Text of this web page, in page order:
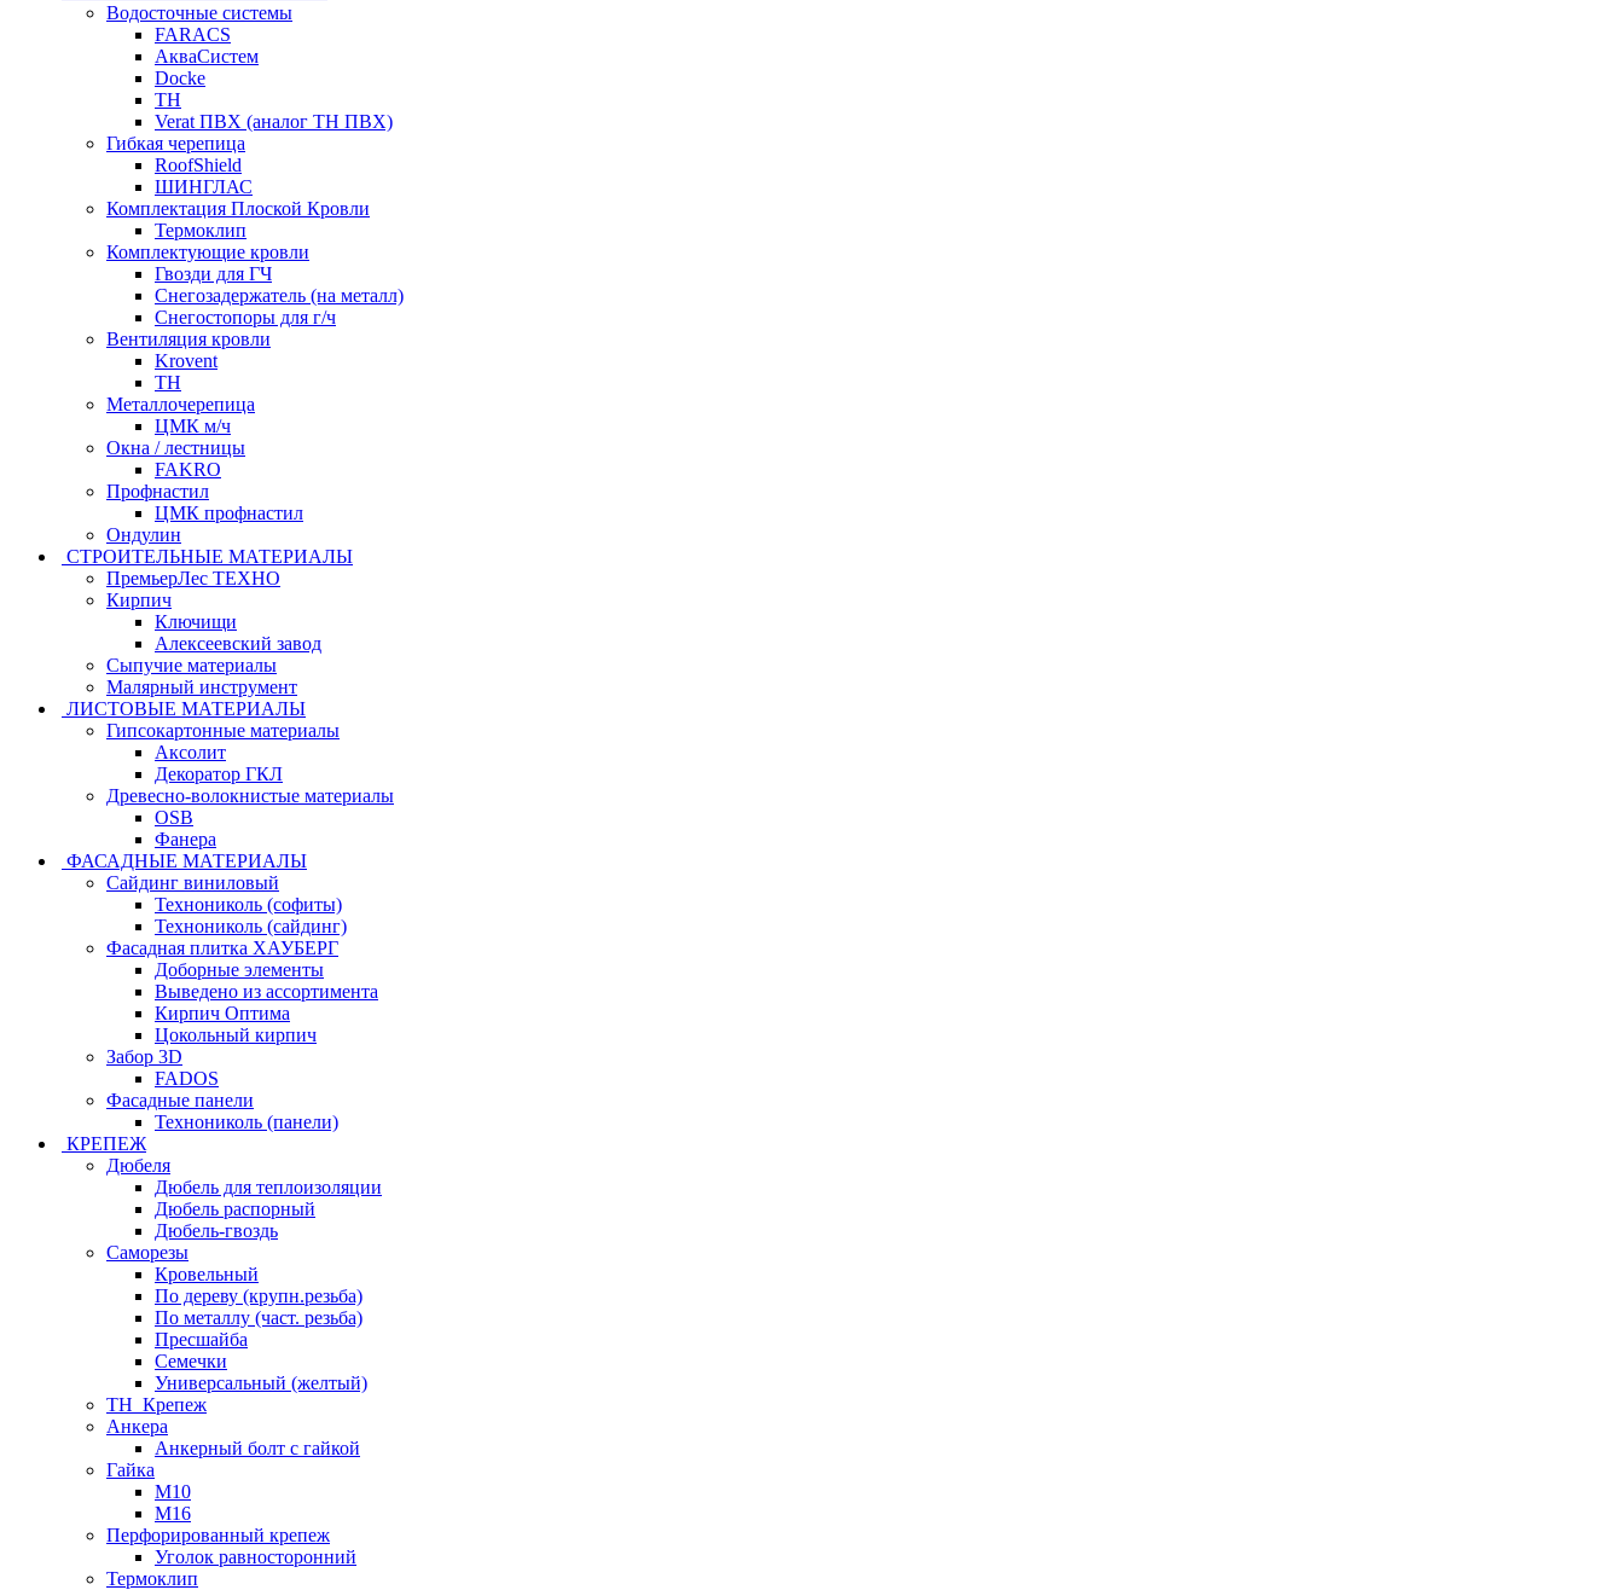
Водосточные системы
FARACS
АкваСистем
Docke
ТН
Verat ПВХ (аналог ТН ПВХ)
Гибкая черепица
RoofShield
ШИНГЛАС
Комплектация Плоской Кровли
Термоклип
Комплектующие кровли
Гвозди для ГЧ
Снегозадержатель (на металл)
Снегостопоры для г/ч
Вентиляция кровли
Krovent
ТН
Металлочерепица
ЦМК м/ч
Окна / лестницы
FAKRO
Профнастил
ЦМК профнастил
Ондулин
СТРОИТЕЛЬНЫЕ МАТЕРИАЛЫ
ПремьерЛес ТЕХНО
Кирпич
Ключищи
Алексеевский завод
Сыпучие материалы
Малярный инструмент
ЛИСТОВЫЕ МАТЕРИАЛЫ
Гипсокартонные материалы
Аксолит
Декоратор ГКЛ
Древесно-волокнистые материалы
OSB
Фанера
ФАСАДНЫЕ МАТЕРИАЛЫ
Сайдинг виниловый
Технониколь (софиты)
Технониколь (сайдинг)
Фасадная плитка ХАУБЕРГ
Доборные элементы
Выведено из ассортимента
Кирпич Оптима
Цокольный кирпич
Забор 3D
FADOS
Фасадные панели
Технониколь (панели)
КРЕПЕЖ
Дюбеля
Дюбель для теплоизоляции
Дюбель распорный
Дюбель-гвоздь
Саморезы
Кровельный
По дереву (крупн.резьба)
По металлу (част. резьба)
Пресшайба
Семечки
Универсальный (желтый)
ТН_Крепеж
Анкера
Анкерный болт с гайкой
Гайка
М10
М16
Перфорированный крепеж
Уголок равносторонний
Термоклип